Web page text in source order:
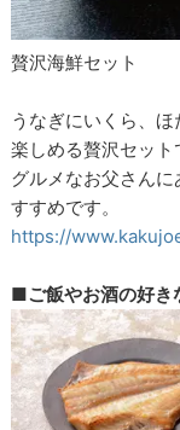
贅沢海鮮セット
うなぎにいくら、
楽しめる贅沢セット
グルメなお父さん
すすめです。
https://
■ご飯やお酒の好き